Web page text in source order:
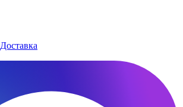
Доставка